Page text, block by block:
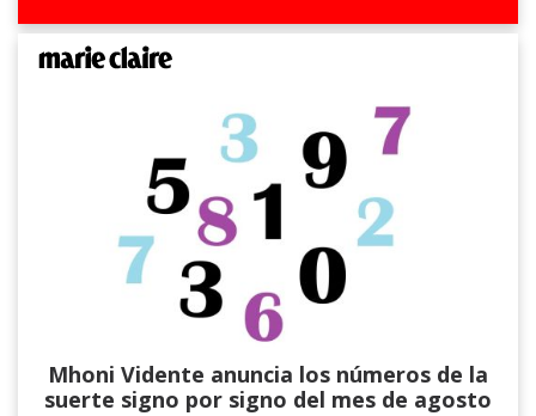
Mhoni Vidente anuncia los números de la
suerte signo por signo del mes de agosto